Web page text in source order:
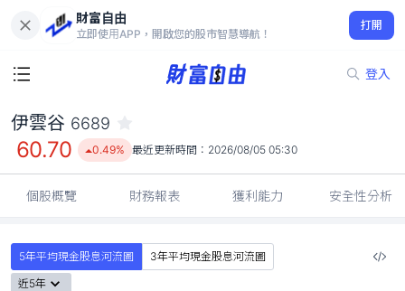
財富自由
立即使用APP，開啟您的股市智慧導航！
打開
登入
60.70
0.49%
伊雲谷 6689
60.70 0.49% 最近更新時間： 2026/08/05 05:30
個股概覽 財務報表 獲利能力 安全性分析
5年平均現金股息河流圖
3年平均現金股息河流圖
近5年